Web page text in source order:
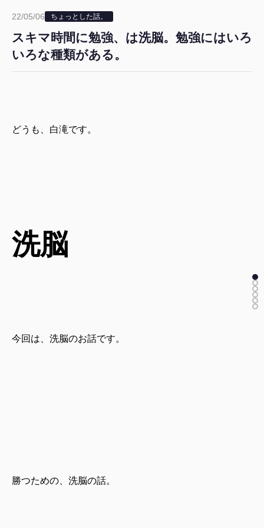
22/05/06 ちょっとした話。
スキマ時間に勉強、は洗脳。勉強にはいろ
いろな種類がある。
どうも、白滝です。
洗脳
今回は、洗脳のお話です。
勝つための、洗脳の話。